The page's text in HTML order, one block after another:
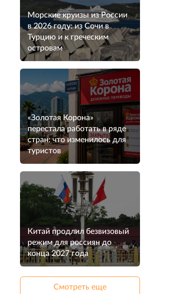
Морские круизы из России
в 2026 году: из Сочи в
Турцию и к греческим
островам
«Золотая Корона»
перестала работать в ряде
стран: что изменилось для
туристов
Китай продлил безвизовый
режим для россиян до
конца 2027 года
Смотреть еще